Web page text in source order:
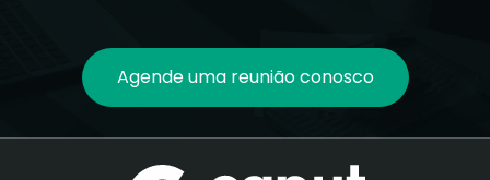
Agende uma reunião conosco